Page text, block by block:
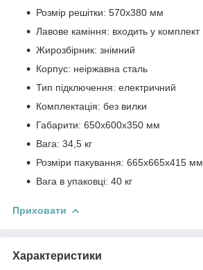
Розмір решітки: 570х380 мм
Лавове каміння: входить у комплект
Жирозбірник: знімний
Корпус: неіржавна сталь
Тип підключення: електричний
Комплектація: без вилки
Габарити: 650х600х350 мм
Вага: 34,5 кг
Розміри пакування: 665х665х415 мм
Вага в упаковці: 40 кг
Приховати
Характеристики